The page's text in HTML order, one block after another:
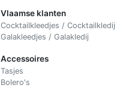
Vlaamse klanten
Cocktailkleedjes / Cocktailkledij
Galakleedjes / Galakledij
Accessoires
Tasjes
Bolero's